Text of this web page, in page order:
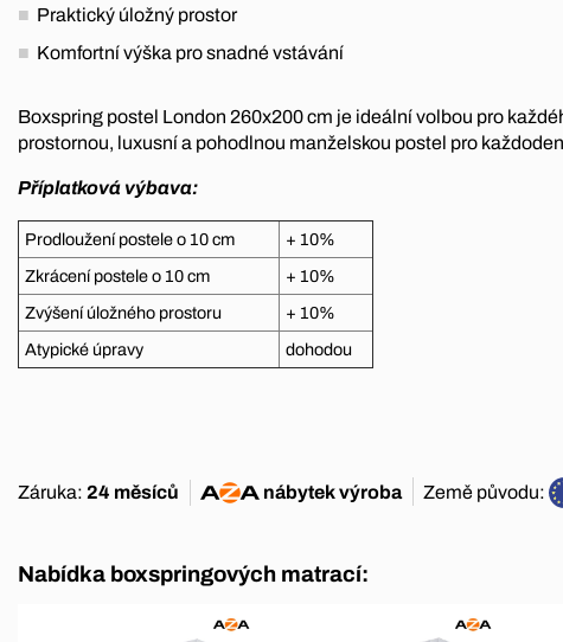
Praktický úložný prostor
Komfortní výška pro snadné vstávání
Boxspring postel London 260x200 cm je ideální volbou pro
prostornou, luxusní a pohodlnou manželskou postel pro
Příplatková výbava:
Prodloužení postele o 10 cm
+ 10%
Zkrácení postele o 10 cm
+ 10%
Zvýšení úložného prostoru
+ 10%
Atypické úpravy
dohodou
Záruka: 24 měsíců nábytekvýroba Země původu:
Nabídka boxspringových matrací: